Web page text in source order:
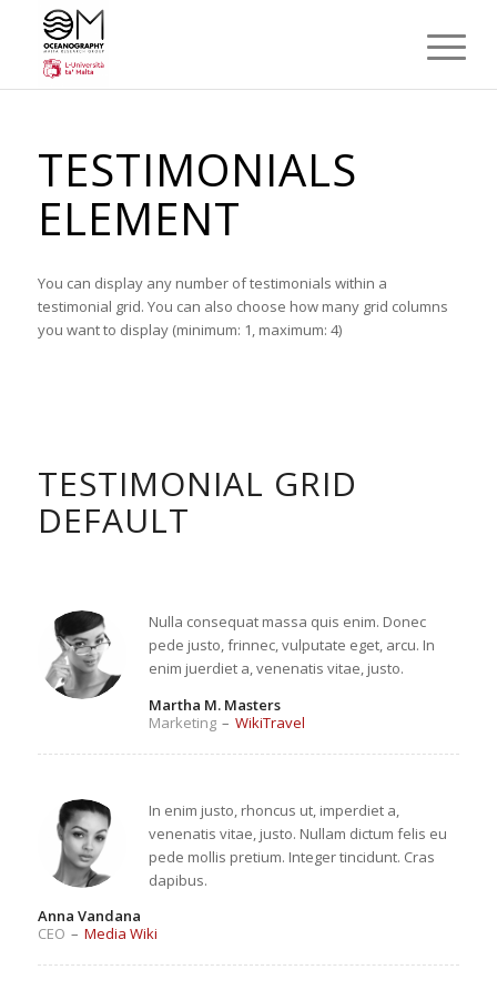
TESTIMONIALS
ELEMENT
You can display any number of testimonials within a
testimonial grid. You can also choose how many grid columns
you want to display (minimum: 1, maximum: 4)
TESTIMONIAL GRID
DEFAULT
Nulla consequat massa quis enim. Donec
pede justo, frinnec, vulputate eget, arcu. In
enim juerdiet a, venenatis vitae, justo.
Martha M. Masters
Marketing – WikiTravel
In enim justo, rhoncus ut, imperdiet a,
venenatis vitae, justo. Nullam dictum felis eu
pede mollis pretium. Integer tincidunt. Cras
dapibus.
Anna Vandana
CEO – Media Wiki